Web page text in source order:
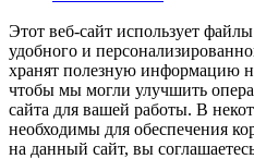
Этот веб-сайт использует
удобного и
хранят полезную информацию
чтобы мы могли улучшить
сайта для вашей работы. В
необходимы для обеспечения
на данный сайт, вы